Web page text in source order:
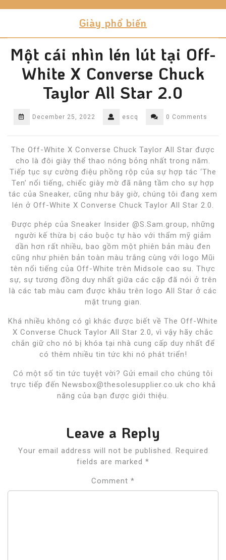
Giày phổ biến
Một cái nhìn lén lút tại Off-
White X Converse Chuck
Taylor All Star 2.0
December 25, 2022 escq 0 Comments
The Off-White X Converse Chuck Taylor All Star được
cho là đôi giày thể thao nóng bỏng nhất trong năm.
Tiếp tục sự cường điệu phồng rộp của sự hợp tác ‘The
Ten’ nổi tiếng, chiếc giày mờ đã nâng tầm cho sự hợp
tác của Sneaker, cũng như bây giờ, chúng tôi đang xem
lén ở Off-White X Converse Chuck Taylor All Star 2.0.
Được phép của Sneaker Insider @S.Sam.group, những
người kế thừa bị cáo buộc tự hào với thẩm mỹ giảm
dần hơn rất nhiều, bao gồm một phiên bản màu đen
cũng như phiên bản toàn màu trắng cùng với logo Mũi
tên nổi tiếng của Off-White trên Midsole cao su. Thực
sự, sự tương đồng duy nhất giữa các cặp đã nói ở trên
là các tab màu cam được khâu trên logo All Star ở các
mặt trung gian.
Khá nhiều không có gì khác được biết về The Off-White
X Converse Chuck Taylor All Star 2.0, vì vậy hãy chắc
chắn giữ cho nó bị khóa tại nhà cung cấp duy nhất để
có thêm nhiều tin tức khi nó phát triển!
Có một số tin tức tuyệt vời? Gửi email cho chúng tôi
trực tiếp đến Newsbox@thesolesupplier.co.uk cho khả
năng của bạn được giới thiệu.
Leave a Reply
Your email address will not be published.
Required
fields are marked *
Comment *